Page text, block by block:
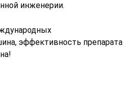
инженерии.
эффективность препарата